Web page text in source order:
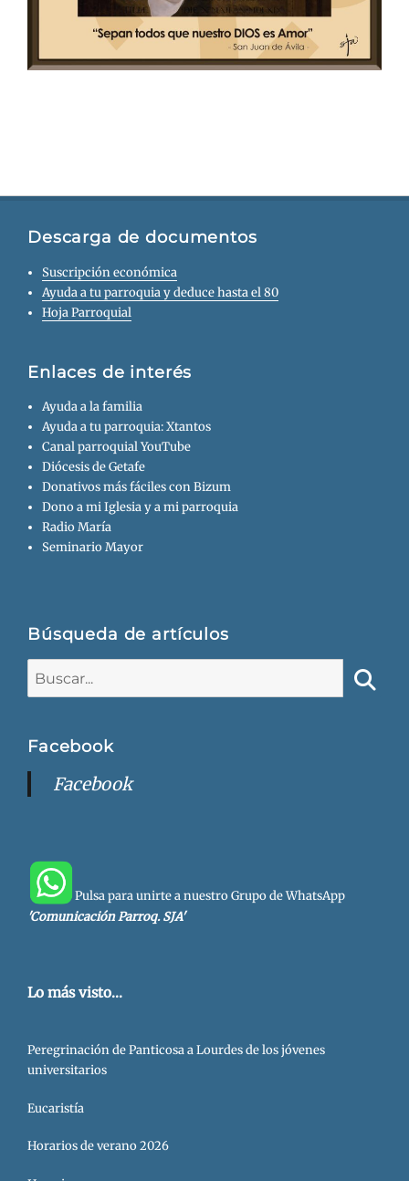
Descarga de documentos
Suscripción económica
Ayuda a tu parroquia y deduce hasta el 80
Hoja Parroquial
Enlaces de interés
Ayuda a la familia
Ayuda a tu parroquia: Xtantos
Canal parroquial YouTube
Diócesis de Getafe
Donativos más fáciles con Bizum
Dono a mi Iglesia y a mi parroquia
Radio María
Seminario Mayor
Búsqueda de artículos
Facebook
Facebook
Pulsa para unirte a nuestro Grupo de WhatsApp
'Comunicación Parroq. SJA'
Lo más visto...
Peregrinación de Panticosa a Lourdes de los jóvenes
universitarios
Eucaristía
Horarios de verano 2026